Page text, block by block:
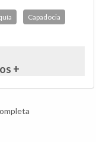
Capadocia
+